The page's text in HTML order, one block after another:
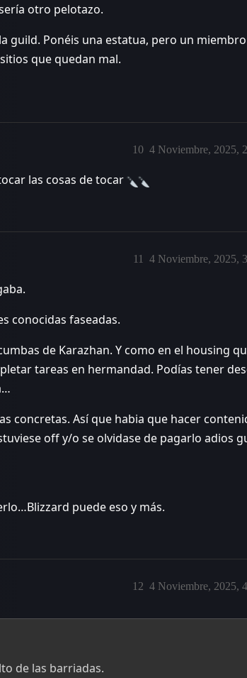
otro pelotazo.
guild. Ponéis una estatua, pero un miembro
que quedan mal.
4 Noviembre, 2025,
10
las cosas de tocar
4 Noviembre, 2025,
11
conocidas faseadas.
de Karazhan. Y como en el housing
tareas en hermandad. Podías tener
concretas. Así que habia que hacer
off y/o se olvidase de pagarlo adios
puede eso y más.
4 Noviembre, 2025,
12
de las barriadas.